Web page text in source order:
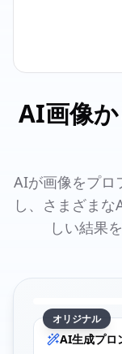
AI画像
AIが画像をプロ
し、さまざま
しい結果
オリジナル
AI生成プロ